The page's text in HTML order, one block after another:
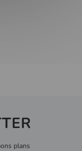
plans